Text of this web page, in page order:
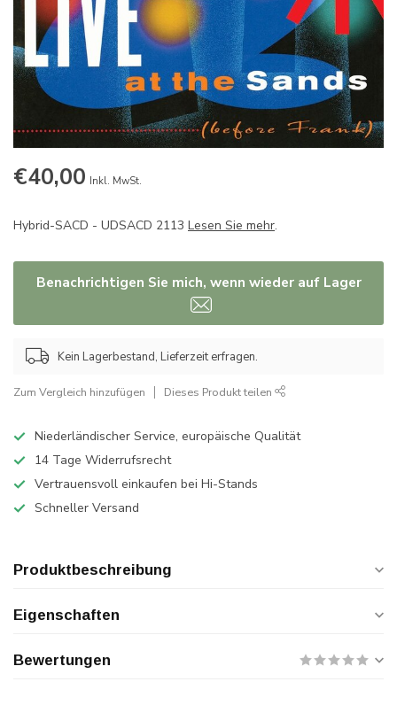
€40,00 Inkl. MwSt.
Hybrid-SACD - UDSACD 2113 Lesen Sie mehr.
Benachrichtigen Sie mich, wenn wieder auf Lager
Kein Lagerbestand, Lieferzeit erfragen.
Zum Vergleich hinzufügen Dieses Produkt teilen
Niederländischer Service, europäische Qualität
14 Tage Widerrufsrecht
Vertrauensvoll einkaufen bei Hi-Stands
Schneller Versand
Produktbeschreibung
Eigenschaften
Bewertungen